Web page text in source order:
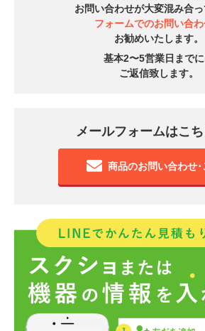
お問い合わせが大変混み合っ
フォームでのお問い合
お勧めいたします。
基本2〜5営業日まで
ご返信致します。
メールフォームはこ
商品のお問い合わせ･